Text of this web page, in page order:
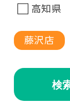
高知県
藤沢店
検